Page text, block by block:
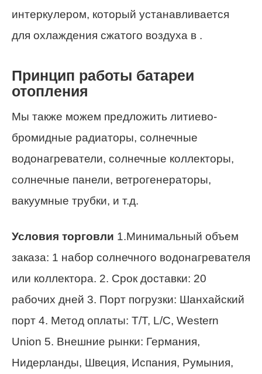
интеркулером, который устанавливается
для охлаждения сжатого воздуха в .
Принцип работы батареи
отопления
Мы также можем предложить литиево-
бромидные радиаторы, солнечные
водонагреватели, солнечные коллекторы,
солнечные панели, ветрогенераторы,
вакуумные трубки, и т.д.
Условия торговли 1.Минимальный объем
заказа: 1 набор солнечного водонагревателя
или коллектора. 2. Срок доставки: 20
рабочих дней 3. Порт погрузки: Шанхайский
порт 4. Метод оплаты: T/T, L/C, Western
Union 5. Внешние рынки: Германия,
Нидерланды, Швеция, Испания, Румыния,